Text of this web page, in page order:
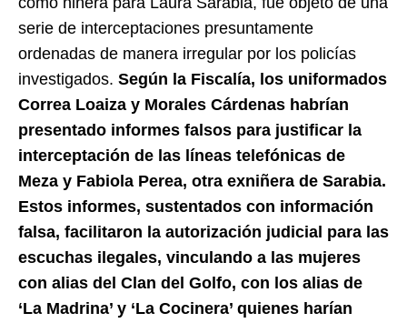
serie de interceptaciones presuntamente
ordenadas de manera irregular por los policías
investigados. Según la Fiscalía, los uniformados
Correa Loaiza y Morales Cárdenas habrían
presentado informes falsos para justificar la
interceptación de las líneas telefónicas de
Meza y Fabiola Perea, otra exniñera de Sarabia.
Estos informes, sustentados con información
falsa, facilitaron la autorización judicial para las
escuchas ilegales, vinculando a las mujeres
con alias del Clan del Golfo, con los alias de
‘La Madrina’ y ‘La Cocinera’ quienes harían